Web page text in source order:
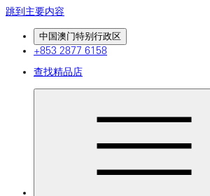
跳到主要内容
中国澳门特别行政区
+853 2877 6158
查找精品店